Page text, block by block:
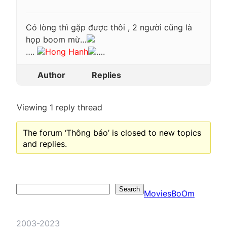
Có lòng thì gặp được thôi , 2 người cũng là
họp boom mừ…
….
Hong Hanh ….
Author Replies
Viewing 1 reply thread
The forum ‘Thông báo’ is closed to new topics
and replies.
Search MoviesBoOm
2003-2023